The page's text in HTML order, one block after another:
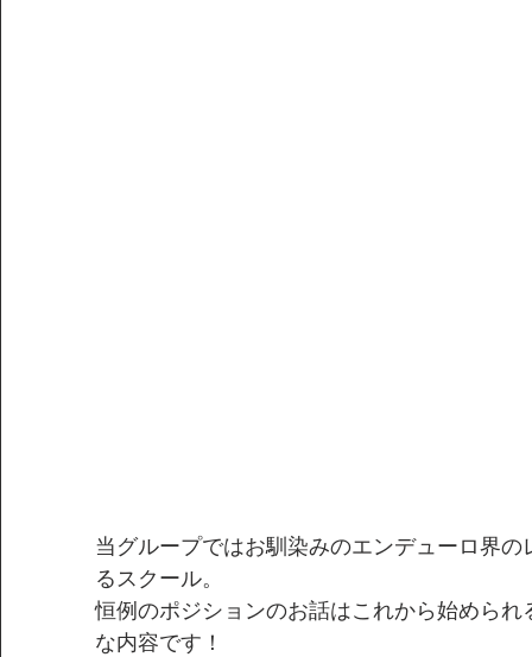
当グループではお馴染みのエンデューロ界
るスクール。
恒例のポジションのお話はこれから始めら
な内容です！